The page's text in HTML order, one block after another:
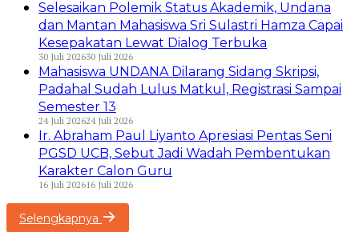
Selesaikan Polemik Status Akademik, Undana
dan Mantan Mahasiswa Sri Sulastri Hamza Capai
Kesepakatan Lewat Dialog Terbuka
30 Juli 202630 Juli 2026
Mahasiswa UNDANA Dilarang Sidang Skripsi,
Padahal Sudah Lulus Matkul, Registrasi Sampai
Semester 13
24 Juli 202624 Juli 2026
Ir. Abraham Paul Liyanto Apresiasi Pentas Seni
PGSD UCB, Sebut Jadi Wadah Pembentukan
Karakter Calon Guru
16 Juli 202616 Juli 2026
Selengkapnya